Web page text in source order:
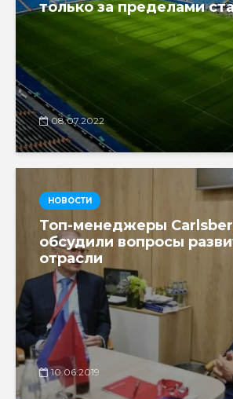
только за пределами
08.07.2022
НОВОСТИ
Топ-менеджеры
обсудили вопросы
отрасли
10.06.2019